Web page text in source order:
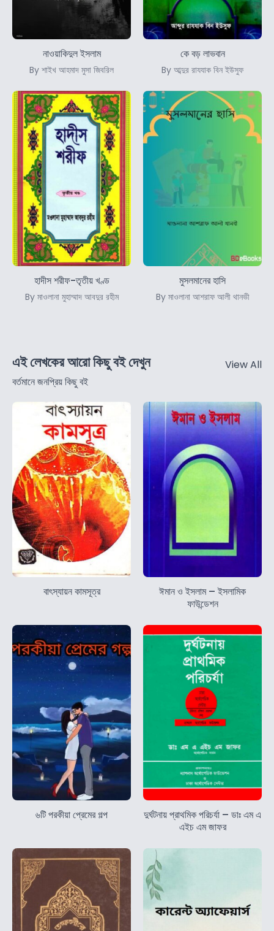
নাওয়াকিদুল ইসলাম
By শাইখ আহমাদ মুসা জিবরিল
কে বড় লাভবান
By আব্দুর রাযযাক বিন ইউসুফ
হাদীস শরীফ-তৃতীয় খণ্ড
By মাওলানা মুহাম্মাদ আবদুর রহীম
মুসলমানের হাসি
By মাওলানা আশরাফ আলী থানভী
এই লেখকের আরো কিছু বই দেখুন
বর্তমানে জনপ্রিয় কিছু বই
View All
বাৎস্যায়ন কামসূত্র
ঈমান ও ইসলাম – ইসলামিক
ফাউন্ডেশন
৬টি পরকীয়া প্রেমের গল্প
দুর্ঘটনায় প্রাথমিক পরিচর্যা – ডাঃ এম এ
এইচ এম জাফর